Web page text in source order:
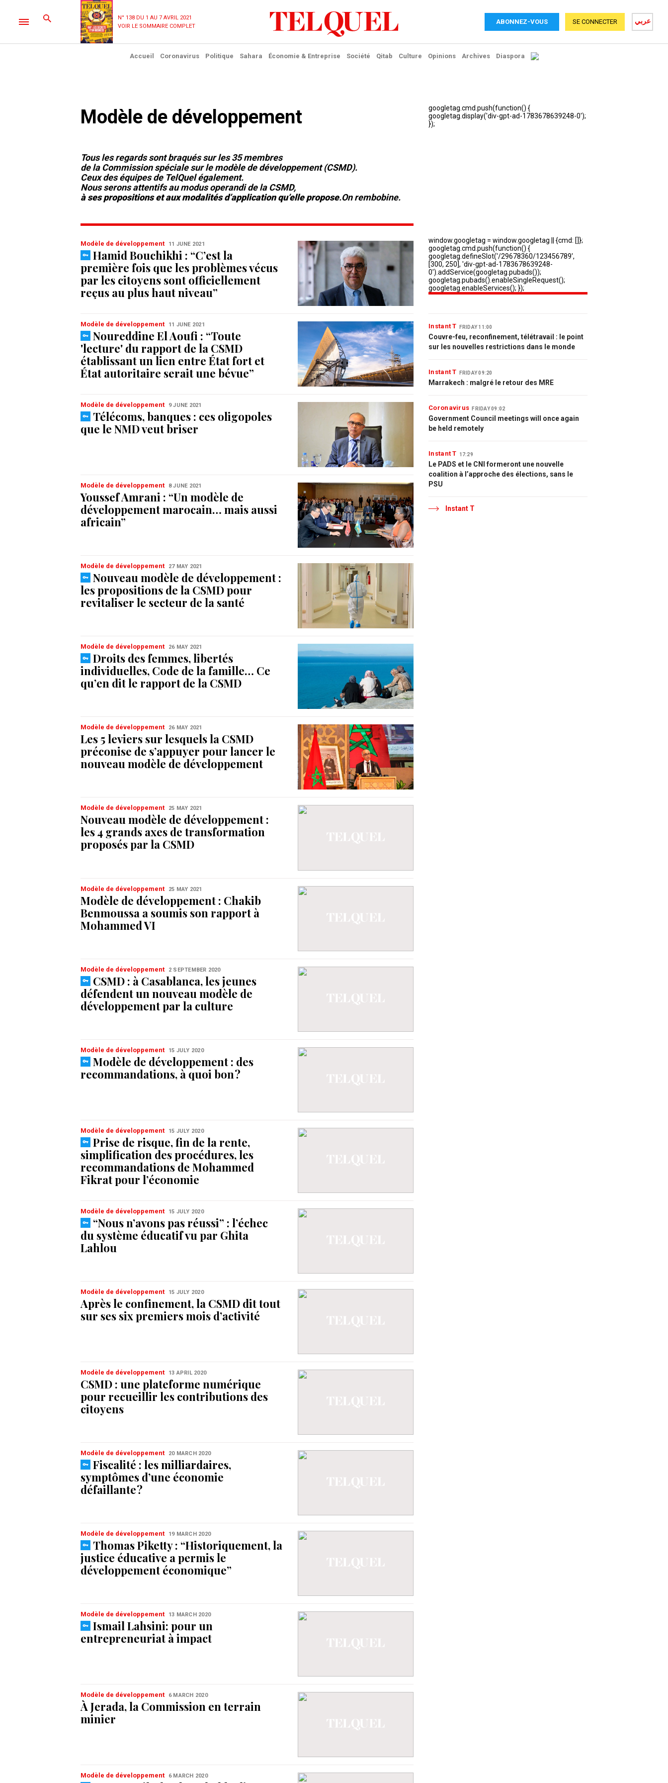
N° 138 DU 1 AU 7 AVRIL 2021
VOIR LE SOMMAIRE COMPLET
ABONNEZ-VOUS عربي SE CONNECTER
Accueil Coronavirus Politique Sahara Économie & Entreprise Société Qitab Culture Opinions Archives Diaspora
Modèle de développement
Tous les regards sont braqués sur les 35 membres
de la Commission spéciale sur le modèle de développement (CSMD).
Ceux des équipes de TelQuel également.
Nous serons attentifs au modus operandi de la CSMD,
à ses propositions et aux modalités d’application qu’elle propose.On rembobine.
Modèle de développement 11 JUNE 2021
Hamid Bouchikhi : “C’est la
première fois que les problèmes vécus
par les citoyens sont officiellement
reçus au plus haut niveau”
Modèle de développement 11 JUNE 2021
Noureddine El Aoufi : “Toute
'lecture' du rapport de la CSMD
établissant un lien entre État fort et
État autoritaire serait une bévue”
Modèle de développement 9 JUNE 2021
Télécoms, banques : ces oligopoles
que le NMD veut briser
Modèle de développement 8 JUNE 2021
Youssef Amrani : “Un modèle de
développement marocain… mais aussi
africain”
Modèle de développement 27 MAY 2021
Nouveau modèle de développement :
les propositions de la CSMD pour
revitaliser le secteur de la santé
Modèle de développement 26 MAY 2021
Droits des femmes, libertés
individuelles, Code de la famille… Ce
qu’en dit le rapport de la CSMD
Modèle de développement 26 MAY 2021
Les 5 leviers sur lesquels la CSMD
préconise de s’appuyer pour lancer le
nouveau modèle de développement
Modèle de développement 25 MAY 2021
Nouveau modèle de développement :
les 4 grands axes de transformation
proposés par la CSMD
Modèle de développement 25 MAY 2021
Modèle de développement : Chakib
Benmoussa a soumis son rapport à
Mohammed VI
Modèle de développement 2 SEPTEMBER 2020
CSMD : à Casablanca, les jeunes
défendent un nouveau modèle de
développement par la culture
Modèle de développement 15 JULY 2020
Modèle de développement : des
recommandations, à quoi bon ?
Modèle de développement 15 JULY 2020
Prise de risque, fin de la rente,
simplification des procédures, les
recommandations de Mohammed
Fikrat pour l’économie
Modèle de développement 15 JULY 2020
“Nous n’avons pas réussi” : l’échec
du système éducatif vu par Ghita
Lahlou
Modèle de développement 15 JULY 2020
Après le confinement, la CSMD dit tout
sur ses six premiers mois d’activité
Modèle de développement 13 APRIL 2020
CSMD : une plateforme numérique
pour recueillir les contributions des
citoyens
Modèle de développement 20 MARCH 2020
Fiscalité : les milliardaires,
symptômes d’une économie
défaillante ?
Modèle de développement 19 MARCH 2020
Thomas Piketty : “Historiquement, la
justice éducative a permis le
développement économique”
Modèle de développement 13 MARCH 2020
Ismail Lahsini: pour un
entrepreneuriat à impact
Modèle de développement 6 MARCH 2020
À Jerada, la Commission en terrain
minier
Modèle de développement 6 MARCH 2020
Instant T FRIDAY 11:00
Couvre-feu, reconfinement, télétravail : le point
sur les nouvelles restrictions dans le monde
Instant T FRIDAY 09:20
Marrakech : malgré le retour des MRE
Coronavirus FRIDAY 09:02
Government Council meetings will once again
be held remotely
Instant T 17:29
Le PADS et le CNI formeront une nouvelle
coalition à l’approche des élections, sans le
PSU
Instant T